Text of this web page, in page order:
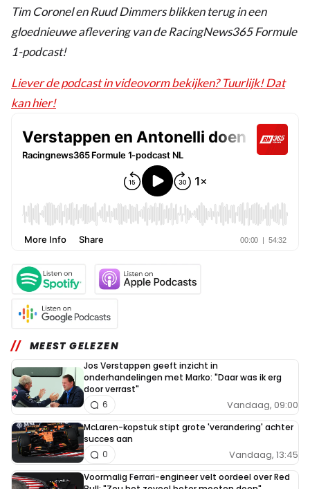
Tim Coronel en Ruud Dimmers blikken terug in een
gloednieuwe aflevering van de RacingNews365 Formule
1-podcast!
Liever de podcast in videovorm bekijken? Tuurlijk! Dat
kan hier!
MEEST GELEZEN
Jos Verstappen geeft inzicht in
onderhandelingen met Marko: "Daar was ik erg
door verrast"
Vandaag, 09:00
6
McLaren-kopstuk stipt grote 'verandering' achter
succes aan
Vandaag, 13:45
0
Voormalig Ferrari-engineer velt oordeel over Red